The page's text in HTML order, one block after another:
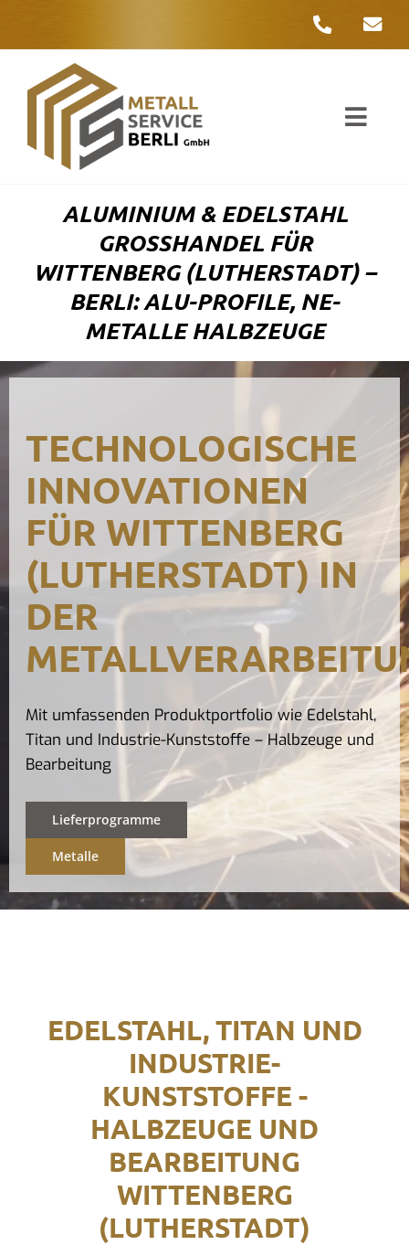
ALUMINIUM & EDELSTAHL
GROSSHANDEL FÜR W
ITTENBERG (LUTHERSTADT) – B
ERLI: ALU-PROFILE, NE-M
ETALLE HALBZEUGE
TECHNOLOGISCHE
INNOVATIONEN
FÜR WITTENBERG
(LUTHERSTADT) IN
DER
Mit umfassenden Produktportfolio wie Edelstahl,
Titan und Industrie-Kunststoffe – Halbzeuge und
Bearbeitung
Lieferprogramme
Metalle
EDELSTAHL, TITAN UND
INDUSTRIE-
KUNSTSTOFFE -
HALBZEUGE UND
BEARBEITUNG
WITTENBERG
(LUTHERSTADT)